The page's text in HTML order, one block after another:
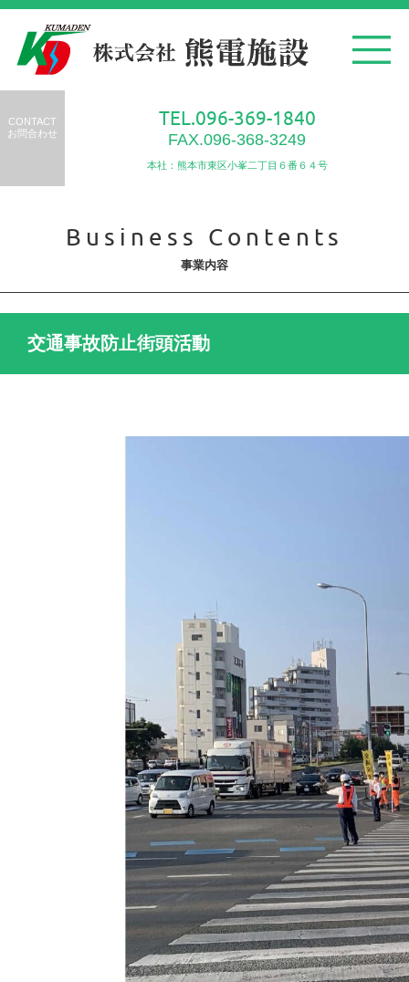
CONTACT
お問合わせ
TEL.096-369-1840
FAX.096-368-3249
本社：熊本市東区小峯二丁目６番６４号
Business Contents
事業内容
交通事故防止街頭活動